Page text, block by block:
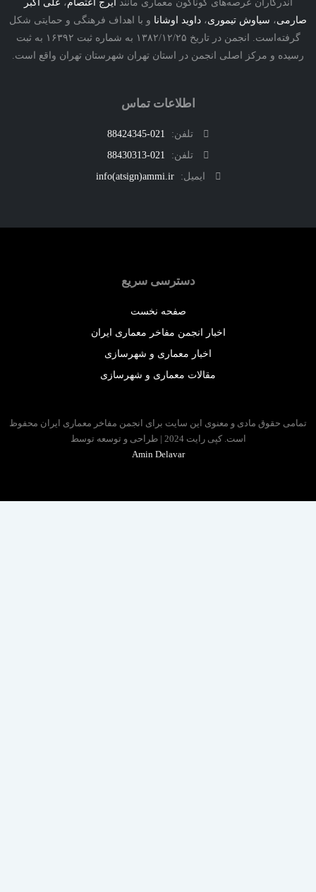
،سیاوش تیموری،داوید اوشانا و با اهداف فرهنگی و حمایتی شکل
گرفته‌است. انجمن در تاریخ ۱۳۸۲/۱۲/۲۵ به شماره ثبت ۱۶۳۹۲ به ثبت
و مرکز اصلی انجمن در استان تهران شهرستان تهران واقع است.
اطلاعات تماس
تلفن:
021-88424345
تلفن:
021-88430313
ایمیل:
info(atsign)ammi.ir
دسترسی سریع
صفحه نخست
اخبار انجمن مفاخر معماری ایران
اخبار معماری و شهرسازی
مقالات معماری و شهرسازی
حقوق مادی و معنوی این سایت برای انجمن مفاخر معماری ایران محفوظ
است. کپی رایت 2024 | طراحی و توسعه توسط
Amin Delavar